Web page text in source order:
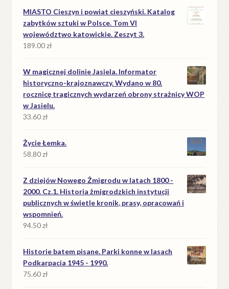
MIASTO Cieszyn i powiat cieszyński. Katalog
zabytków sztuki w Polsce. Tom VI
województwo katowickie. Zeszyt 3.
189.00zł
W magicznej dolinie Jasiela. Informator
historyczno-krajoznawczy. Wydano w 80.
rocznicę tragicznych wydarzeń obrony strażnicy WOP
w Jasielu.
33.60zł
Życie Łemka.
58.80zł
Z dziejów Nowego Żmigrodu w latach 1800 -
2000. Cz.1. Historia żmigrodzkich instytucji
publicznych w świetle kronik, prasy, opracowań i
wspomnień.
94.50zł
Historie batem pisane. Parki konne w lasach
Podkarpacia 1945 - 1990.
75.60zł